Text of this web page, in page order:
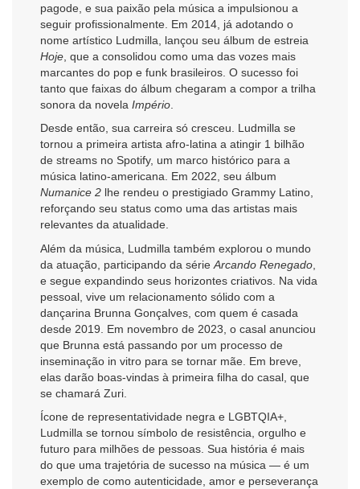
pagode, e sua paixão pela música a impulsionou a
seguir profissionalmente. Em 2014, já adotando o
nome artístico Ludmilla, lançou seu álbum de estreia
Hoje , que a consolidou como uma das vozes mais
marcantes do pop e funk brasileiros. O sucesso foi
tanto que faixas do álbum chegaram a compor a trilha
sonora da novela Império
Desde então, sua carreira só cresceu. Ludmilla se
tornou a primeira artista afro-latina a atingir 1 bilhão
de streams no Spotify, um marco histórico para a
música latino-americana. Em 2022, seu álbum
Numanice 2 lhe rendeu o prestigiado Grammy Latino,
reforçando seu status como uma das artistas mais
relevantes da atualidade.
Além da música, Ludmilla também explorou o mundo
da atuação, participando da série Arcando Renegado
e segue expandindo seus horizontes criativos. Na vida
pessoal, vive um relacionamento sólido com a
dançarina Brunna Gonçalves, com quem é casada
desde 2019. Em novembro de 2023, o casal anunciou
que Brunna está passando por um processo de
inseminação in vitro para se tornar mãe. Em breve,
elas darão boas-vindas à primeira filha do casal, que
se chamará Zuri.
Ícone de representatividade negra e LGBTQIA+,
Ludmilla se tornou símbolo de resistência, orgulho e
futuro para milhões de pessoas. Sua história é mais
do que uma trajetória de sucesso na música — é um
exemplo de como autenticidade, amor e perseverança